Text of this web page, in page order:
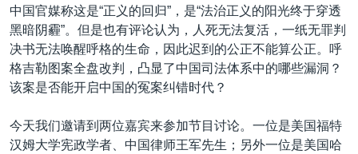
关注西藏
关注新疆
GEN Z 看美国
中国官媒称这是“正义的回归”，是“法治正义的阳光终于穿透
黑暗阴霾”。但是也有评论认为，人死无法复活，一纸无罪判
决书无法唤醒呼格的生命，因此迟到的公正不能算公正。呼
格吉勒图案全盘改判，凸显了中国司法体系中的哪些漏洞？
该案是否能开启中国的冤案纠错时代？
今天我们邀请到两位嘉宾来参加节目讨论。一位是美国福特
汉姆大学宪政学者、中国律师王军先生；另外一位是美国哈